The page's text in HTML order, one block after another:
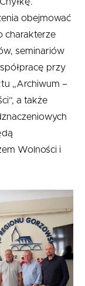
obejmować
charakterze
seminariów
przy
„Archiwum –
a także
Wolności i